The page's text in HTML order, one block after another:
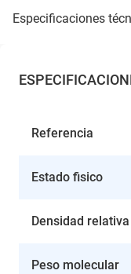
especificaciones
Referencia
Estado fisico
Densidad
Peso molecular